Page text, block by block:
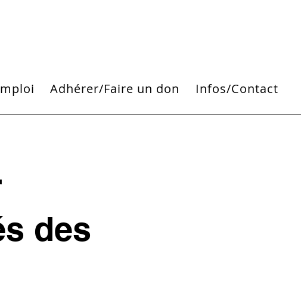
Adhérer/Faire un don Infos/Contact
des